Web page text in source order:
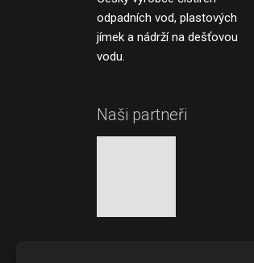
odpadních vod, plastových
jímek a nádrží na dešťovou
vodu.
Naši partneři